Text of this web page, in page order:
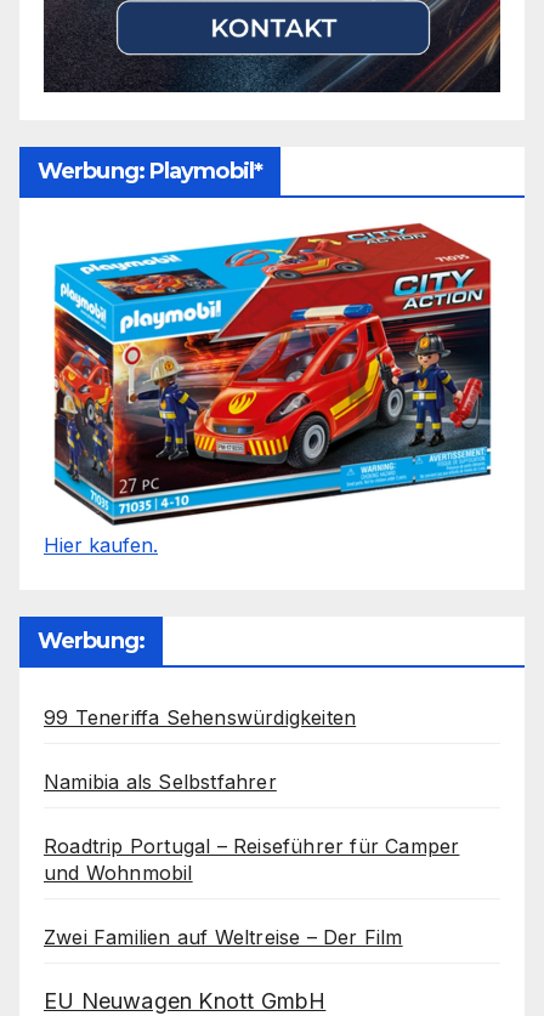
Werbung: Playmobil*
Hier kaufen.
Werbung:
99 Teneriffa Sehenswürdigkeiten
Namibia als Selbstfahrer
Roadtrip Portugal – Reiseführer für Camper
und Wohnmobil
Zwei Familien auf Weltreise – Der Film
EU Neuwagen Knott GmbH